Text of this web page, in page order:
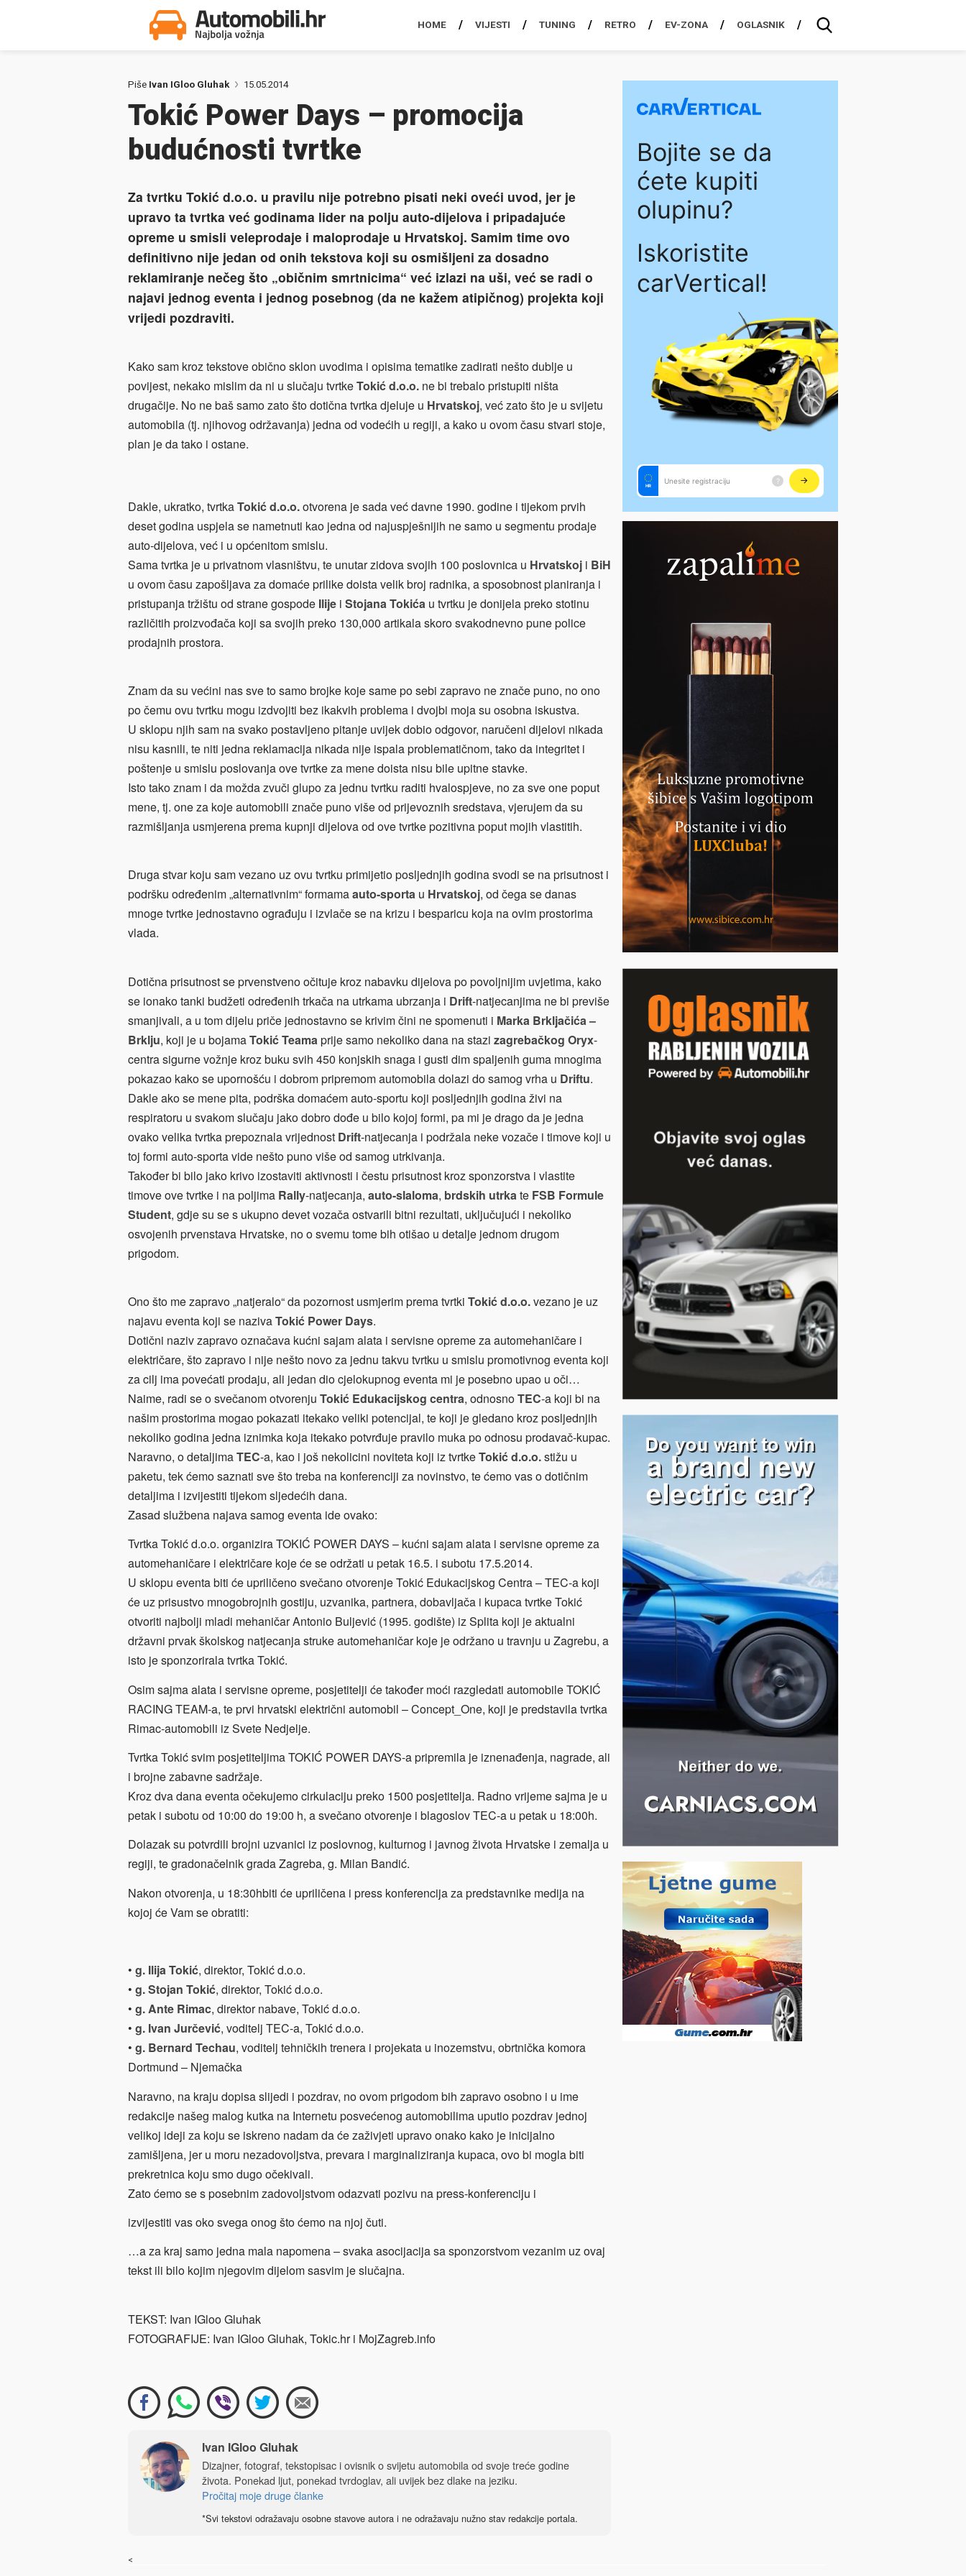
HOME VIJESTI TUNING RETRO EV-ZONA OGLASNIK
Piše Ivan IGloo Gluhak 15.05.2014
Tokić Power Days – promocija
budućnosti tvrtke
Za tvrtku Tokić d.o.o. u pravilu nije potrebno pisati neki oveći uvod, jer je
upravo ta tvrtka već godinama lider na polju auto-dijelova i pripadajuće
opreme u smisli veleprodaje i maloprodaje u Hrvatskoj. Samim time ovo
definitivno nije jedan od onih tekstova koji su osmišljeni za dosadno
reklamiranje nečeg što „običnim smrtnicima“ već izlazi na uši, već se radi o
najavi jednog eventa i jednog posebnog (da ne kažem atipičnog) projekta koji
vrijedi pozdraviti.
Kako sam kroz tekstove obično sklon uvodima i opisima tematike zadirati nešto dublje u
povijest, nekako mislim da ni u slučaju tvrtkeTokić d.o.o. ne bi trebalo pristupiti ništa
drugačije. No ne baš samozato što dotična tvrtka djeluje u Hrvatskoj, već zato što je u svijetu
automobila (tj. njihovog održavanja) jedna od vodećih u regiji, a kako u ovom času stvari stoje,
plan je da tako i ostane.
Dakle, ukratko, tvrtkaTokić d.o.o.otvorena je sada već davne 1990. godine i tijekom prvih
deset godina uspjela se nametnuti kao jedna od najuspješnijih ne samo u segmentu prodaje
auto-dijelova, već i u općenitom smislu.
Sama tvrtka je u privatnom vlasništvu, te unutar zidova svojih 100 poslovnica u Hrvatskoj i BiH
u ovom času zapošljava za domaće prilike doista velik broj radnika, a sposobnost planiranja i
pristupanja tržištu od strane gospode Ilije i Stojana Tokića u tvrtku je donijela preko stotinu
različitih proizvođača koji sa svojih preko 130,000 artikala skoro svakodnevno pune police
prodajnih prostora.
Znam da su većini nas sve to samo brojke koje same po sebi zapravo ne znače puno, no ono
po čemu ovu tvrtku mogu izdvojiti bez ikakvih problema i dvojbi moja su osobna iskustva.
U sklopu njih sam na svako postavljeno pitanje uvijek dobio odgovor, naručeni dijelovi nikada
nisu kasnili, te niti jedna reklamacija nikada nije ispala problematičnom, tako da integritet i
poštenje u smislu poslovanja ove tvrtke za mene doista nisu bile upitne stavke.
Isto tako znam i da možda zvuči glupo za jednu tvrtku raditi hvalospjeve, no za sve one poput
mene, tj. one za koje automobili znače puno više od prijevoznih sredstava, vjerujem da su
razmišljanja usmjerena prema kupnji dijelova od ove tvrtke pozitivna poput mojih vlastitih.
Druga stvar koju sam vezano uz ovu tvrtku primijetio posljednjih godina svodi se na prisutnost i
podršku određenim „alternativnim“ formamaauto-sporta u Hrvatskoj, od čega se danas
mnoge tvrtke jednostavno ograđuju i izvlače se na krizu i besparicu koja na ovim prostorima
vlada.
Dotična prisutnost se prvenstveno očituje kroz nabavku dijelova po povoljnijim uvjetima, kako
se ionako tanki budžeti određenih trkača na utrkama ubrzanja i Drift-natjecanjima ne bi previše
smanjivali, a u tom dijelu priče jednostavno se krivim čini ne spomenuti i Marka Brkljačića –
Brklju, koji je u bojamaTokić Teamaprije samo nekoliko dana na stazi zagrebačkog Oryx-
centra sigurne vožnje kroz buku svih 450 konjskih snaga i gusti dim spaljenih guma mnogima
pokazao kako se upornošću i dobrom pripremom automobila dolazi do samog vrha u Driftu.
Dakle ako se mene pita, podrška domaćem auto-sportu koji posljednjih godina živi na
respiratoru u svakom slučaju jako dobro dođe u bilo kojoj formi, pa mi je drago da je jedna
ovako velika tvrtka prepoznala vrijednost Drift-natjecanja i podržala neke vozače i timove koji u
toj formi auto-sporta vide nešto puno više od samog utrkivanja.
Također bi bilo jako krivo izostaviti aktivnosti i čestu prisutnost kroz sponzorstva i vlastite
timove ove tvrtke i na poljima Rally-natjecanja, auto-slaloma, brdskih utrkate FSB Formule
Student, gdje su se s ukupno devet vozača ostvarili bitni rezultati, uključujući i nekoliko
osvojenih prvenstava Hrvatske, no o svemu tome bih otišao u detalje jednom drugom
prigodom.
Ono što me zapravo „natjeralo“ da pozornost usmjerim prema tvrtki Tokić d.o.o.vezano je uz
najavu eventa koji se nazivaTokić Power Days.
Dotični naziv zapravo označava kućni sajam alata i servisne opreme za automehaničare i
električare, što zapravo i nije nešto novo za jednu takvu tvrtku u smislu promotivnog eventa koji
za cilj ima povećati prodaju, ali jedan dio cjelokupnog eventa mi je posebno upao u oči…
Naime, radi se o svečanom otvorenju Tokić Edukacijskog centra, odnosnoTEC-a koji bi na
našim prostorima mogao pokazati itekako veliki potencijal, te koji je gledano kroz posljednjih
nekoliko godina jedna iznimka koja itekako potvrđuje pravilo muka po odnosu prodavač-kupac.
Naravno, o detaljimaTEC-a, kao i još nekolicini noviteta koji iz tvrtkeTokić d.o.o.stižu u
paketu, tek ćemo saznati sve što treba na konferenciji za novinstvo, te ćemo vas o dotičnim
detaljima i izvijestiti tijekom sljedećih dana.
Zasad službena najava samog eventa ide ovako:
Tvrtka Tokić d.o.o. organizira TOKIĆ POWER DAYS – kućni sajam alata i servisne opremeza
automehaničare i električare koje će se održati u petak 16.5. i subotu 17.5.2014.
U sklopu eventa biti će upriličeno svečano otvorenje Tokić Edukacijskog Centra – TEC-a koji
će uz prisustvo mnogobrojnih gostiju, uzvanika, partnera, dobavljača i kupaca tvrtke Tokić
otvoriti najbolji mladi mehaničar Antonio Buljević (1995. godište) iz Splita koji je aktualni
državni prvak školskog natjecanja struke automehaničar koje je održano u travnju u Zagrebu, a
isto je sponzorirala tvrtka Tokić.
Osim sajma alata i servisne opreme, posjetitelji će također moći razgledati automobile TOKIĆ
RACING TEAM-a, te prvi hrvatski električni automobil – Concept_One, koji je predstavila tvrtka
Rimac-automobili iz Svete Nedjelje.
Tvrtka Tokić svim posjetiteljima TOKIĆ POWER DAYS-a pripremila je iznenađenja, nagrade, ali
i brojne zabavne sadržaje.
Kroz dva dana eventa očekujemo cirkulaciju preko 1500 posjetitelja. Radno vrijeme sajma je u
petak i subotu od 10:00 do 19:00 h, a svečano otvorenje i blagoslov TEC-a u petak u 18:00h.
Dolazak su potvrdili brojni uzvanici iz poslovnog, kulturnog i javnog života Hrvatske i zemalja u
regiji, te gradonačelnik grada Zagreba, g. Milan Bandić.
Nakon otvorenja, u 18:30hbiti će upriličena i press konferencija za predstavnike medija na
kojoj će Vam se obratiti:
• g. Ilija Tokić, direktor, Tokić d.o.o.
• g. Stojan Tokić, direktor, Tokić d.o.o.
• g. Ante Rimac, direktor nabave, Tokić d.o.o.
• g. Ivan Jurčević, voditelj TEC-a, Tokić d.o.o.
• g. Bernard Techau, voditelj tehničkih trenera i projekata u inozemstvu, obrtnička komora
Dortmund – Njemačka
Naravno, na kraju dopisa slijedi i pozdrav, no ovom prigodom bih zapravo osobno i u ime
redakcije našeg malog kutka na Internetu posvećenog automobilima uputio pozdrav jednoj
velikoj ideji za koju se iskreno nadam da će zaživjeti upravo onako kako je inicijalno
zamišljena, jer u moru nezadovoljstva, prevara i marginaliziranja kupaca, ovo bi mogla biti
prekretnica koju smo dugo očekivali.
Zato ćemo se s posebnim zadovoljstvom odazvati pozivu na press-konferenciju i
izvijestiti vas oko svega onog što ćemo na njoj čuti.
…a za kraj samo jedna mala napomena – svaka asocijacija sa sponzorstvom vezanim uz ovaj
tekst ili bilo kojim njegovim dijelom sasvim je slučajna.
TEKST: Ivan IGloo Gluhak
FOTOGRAFIJE: Ivan IGloo Gluhak, Tokic.hr i MojZagreb.info
Ivan IGloo Gluhak
Dizajner, fotograf, tekstopisac i ovisnik o svijetu automobila od svoje treće godine
života. Ponekad ljut, ponekad tvrdoglav, ali uvijek bez dlake na jeziku.
Pročitaj moje druge članke
*Svi tekstovi odražavaju osobne stavove autora i ne odražavaju nužno stav redakcije portala.
<